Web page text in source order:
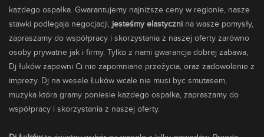
każdego ospałka. Gwarantujemy najniższe ceny w regionie, nasze
stawki podlegaja negocjacji, jesteśmy elastyczni na wasze pomysły,
zapraszamy do współpracy i skorzystania z naszej oferty zarówno
osoby prywatne jak i firmy. Tylko z nami gwarancja dobrej zabawa,
Dj łuków zapewni Ci nie zapomniane przeżycia, oraz zadowolenie z
imprezy. Dj na wesele Łuków wcale nie musi byc smutasem,
muzyka która gramy poniesie każdego ospałka, zapraszamy do
współpracy i skorzystania z naszej oferty.